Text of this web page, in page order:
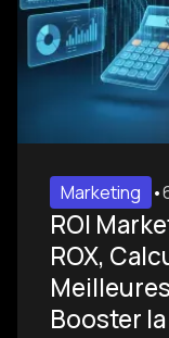
Marketing •
ROI
ROX,
Booster